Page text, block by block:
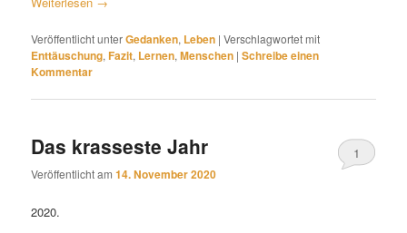
Veröffentlicht unterGedanken, Leben |Verschlagwortet mit
Enttäuschung,Fazit, Lernen,Menschen |Schreibe einen
Kommentar
Das krasseste Jahr
Veröffentlicht am14. November 2020
1
2020.